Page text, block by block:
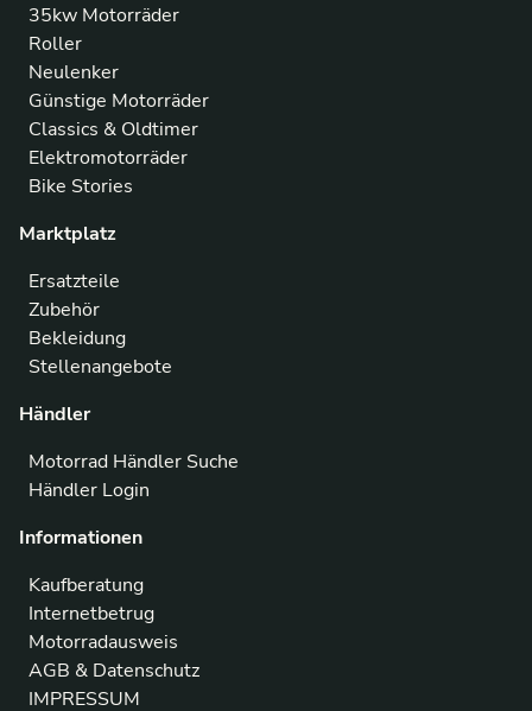
35kw Motorräder
Roller
Neulenker
Günstige Motorräder
Classics & Oldtimer
Elektromotorräder
Bike Stories
Marktplatz
Ersatzteile
Zubehör
Bekleidung
Stellenangebote
Händler
Motorrad Händler Suche
Händler Login
Informationen
Kaufberatung
Internetbetrug
Motorradausweis
AGB & Datenschutz
IMPRESSUM